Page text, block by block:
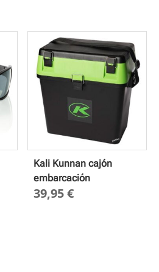
desde
79,95 €
hasta
109,95 €
Kali Kunnan cajón
embarcación
39,95€